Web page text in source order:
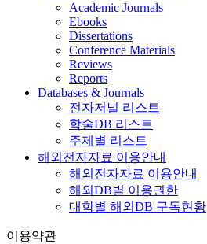
Academic Journals
Ebooks
Dissertations
Conference Materials
Reviews
Reports
Databases & Journals
전자저널 리스트
학술DB 리스트
주제별 리스트
해외전자자료 이용안내
해외전자자료 이용안내
해외DB별 이용권한
대학별 해외DB 구독현황
이용약관